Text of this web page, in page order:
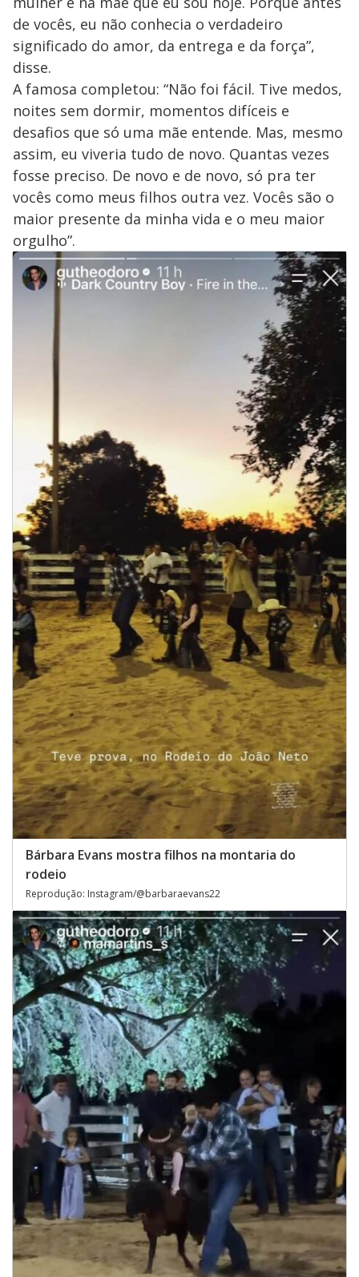
de vocês, eu não conhecia o verdadeiro
significado do amor, da entrega e da força”,
disse.
A famosa completou: “Não foi fácil. Tive medos,
noites sem dormir, momentos difíceis e
desafios que só uma mãe entende. Mas, mesmo
assim, eu viveria tudo de novo. Quantas vezes
fosse preciso. De novo e de novo, só pra ter
vocês como meus filhos outra vez. Vocês são o
maior presente da minha vida e o meu maior
orgulho”.
Bárbara Evans mostra filhos na montaria do
rodeio
Reprodução: Instagram/@barbaraevans22